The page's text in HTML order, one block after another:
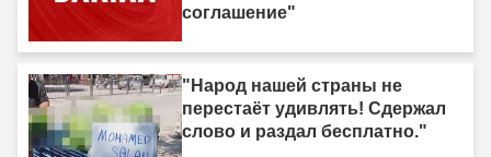
соглашение"
"Народ нашей страны не
перестаёт удивлять! Сдержал
слово и раздал бесплатно."